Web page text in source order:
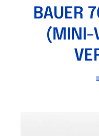
BAUER
(MINI-